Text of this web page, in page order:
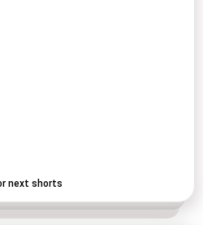
next shorts